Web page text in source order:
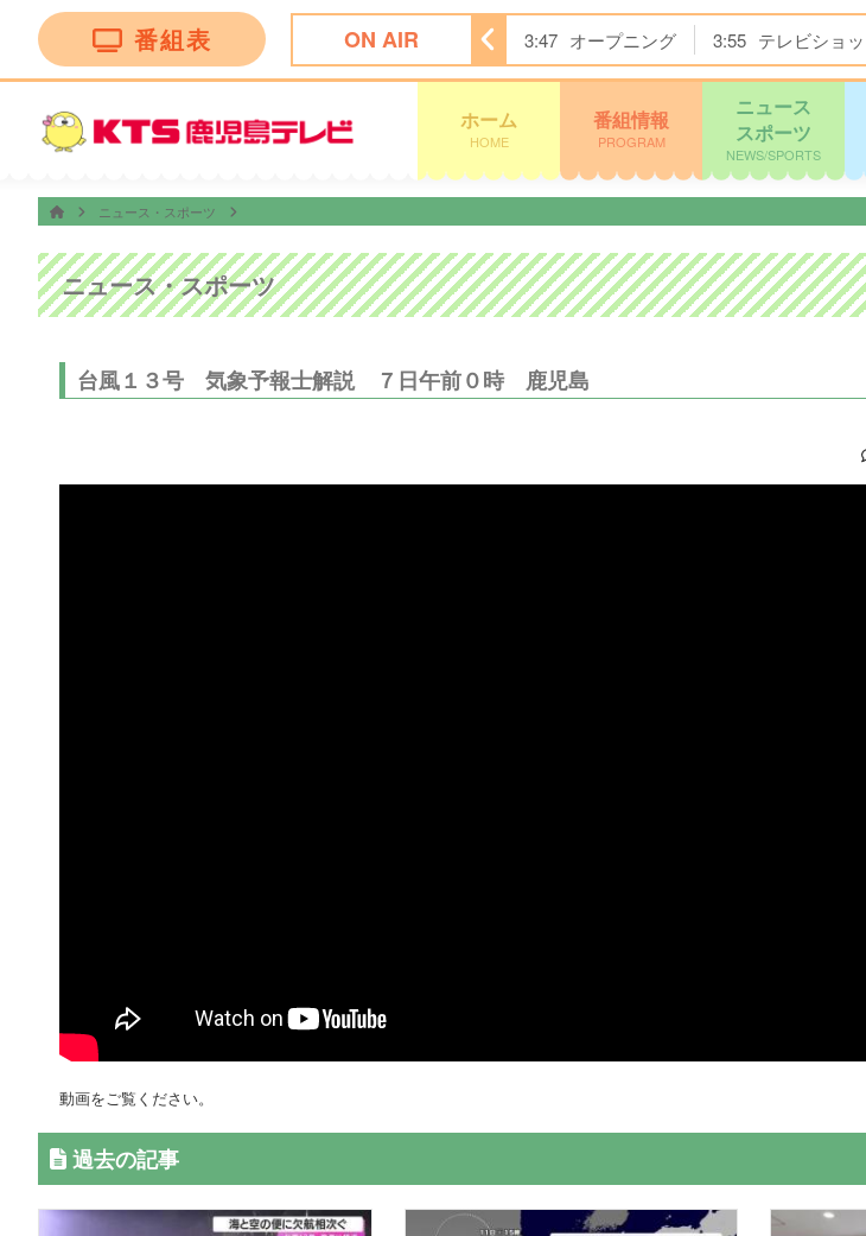
番組表 ON AIR 3:47 オープニング 3:55 テレビショ
ホーム
HOME
番組情報
PROGRAM
ニュース
スポーツ
NEWS/SPORTS
ニュース・スポーツ
ニュース・スポーツ
台風１３号 気象予報士解説 ７日午前０時 鹿児島
動画をご覧ください。
過去の記事